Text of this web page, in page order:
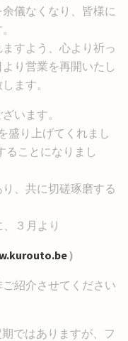
儀なくなり、皆様に
すよう、心より祈っ
り営業を再開いたし
ます。
います。
盛り上げてくれまし
ることになりまし
、共に切磋琢磨する
３月より
)
紹介させてください
ではありますが、フ